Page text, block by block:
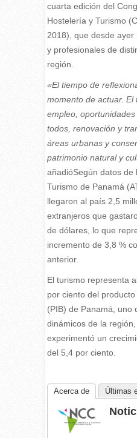
cuarta edición del
Hostelería y Turismo
2018), que desde
y profesionales de
región.
«El tiempo de
momento de actuar. El
empleo,
todos, renovación y
áreas urbanas y
patrimonio natural y
añadióSegún datos de
Turismo de Panamá
llegaron al país 2,5
extranjeros que
de dólares, lo que
incremento de 3,8 %
anterior.
El turismo representa
por ciento del
(PIB) de Panamá, uno
dinámicos de la
experimentó un
del 5,4 por ciento.
Acerca de Últimas